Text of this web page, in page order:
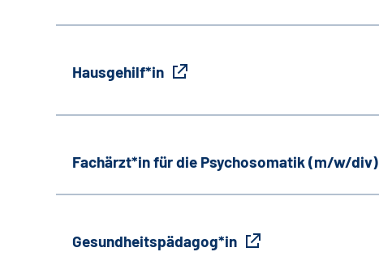
Hausgehilf*in
Fachärzt*in für die Psychosomatik (m/w/div)
Gesundheitspädagog*in